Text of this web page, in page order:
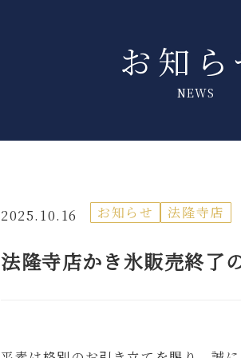
お知ら
NEWS
2025.10.16 お知らせ 法隆寺店
法隆寺店かき氷販売終了